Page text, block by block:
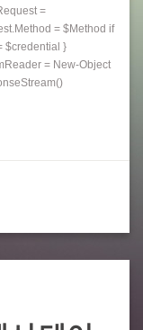
=
= $Method if
$credential }
= New-Object